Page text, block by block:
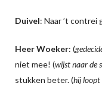
Duivel: Naar ’t contrei
Heer Woeker: (
niet mee! (wijst naar de
stukken beter. (hij loopt